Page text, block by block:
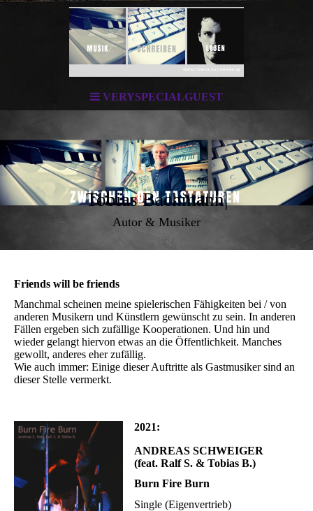
VERYSPECIALGUEST
Tobias Bachmann|
Autor & Musiker
Friends will be friends
Manchmal scheinen meine spielerischen Fähigkeiten bei / von
anderen Musikern und Künstlern gewünscht zu sein. In anderen
Fällen ergeben sich zufällige Kooperationen. Und hin und
wieder gelangt hiervon etwas an die Öffentlichkeit. Manches
gewollt, anderes eher zufällig.
Wie auch immer: Einige dieser Auftritte als Gastmusiker sind an
dieser Stelle vermerkt.
2021:
ANDREAS SCHWEIGER
(feat. Ralf S. & Tobias B.)
Burn Fire Burn
Single (Eigenvertrieb)